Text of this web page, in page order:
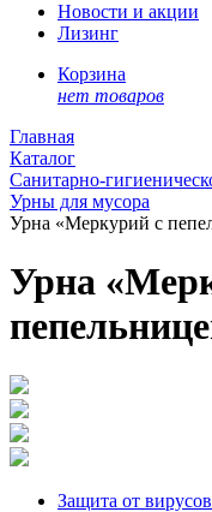
Новости и акции
Лизинг
Корзина
нет товаров
Главная
Каталог
Санитарно-
Урны для мусора
Урна «Меркурий с
Урна
Защита от вирусов